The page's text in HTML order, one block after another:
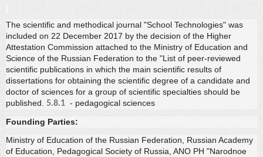
The scientific and methodical journal "School Technologies" was
included on 22 December 2017 by the decision of the Higher
Attestation Commission attached to the Ministry of Education and
Science of the Russian Federation to the "List of peer-reviewed
scientific publications in which the main scientific results of
dissertations for obtaining the scientific degree of a candidate and
doctor of sciences for a group of scientific specialties should be
published. 5.8.1 - pedagogical sciences
Founding Parties:
Ministry of Education of the Russian Federation, Russian Academy
of Education, Pedagogical Society of Russia, ANO PH "Narodnoe